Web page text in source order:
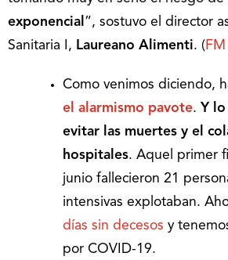
exponencial ”, sostuvo el director
Sanitaria I, Laureano Alimenti. (
Como venimos diciendo,
el alarmismo pavote. Y
evitar las muertes y el
hospitales. Aquel primer
junio fallecieron 21
intensivas explotaban.
días sin decesos y
por COVID-19.